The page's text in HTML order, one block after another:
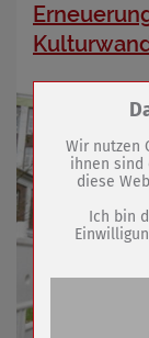
Zum
Name
Anbieter
Wir nutzen
ihnen sind
diese
Ich bin